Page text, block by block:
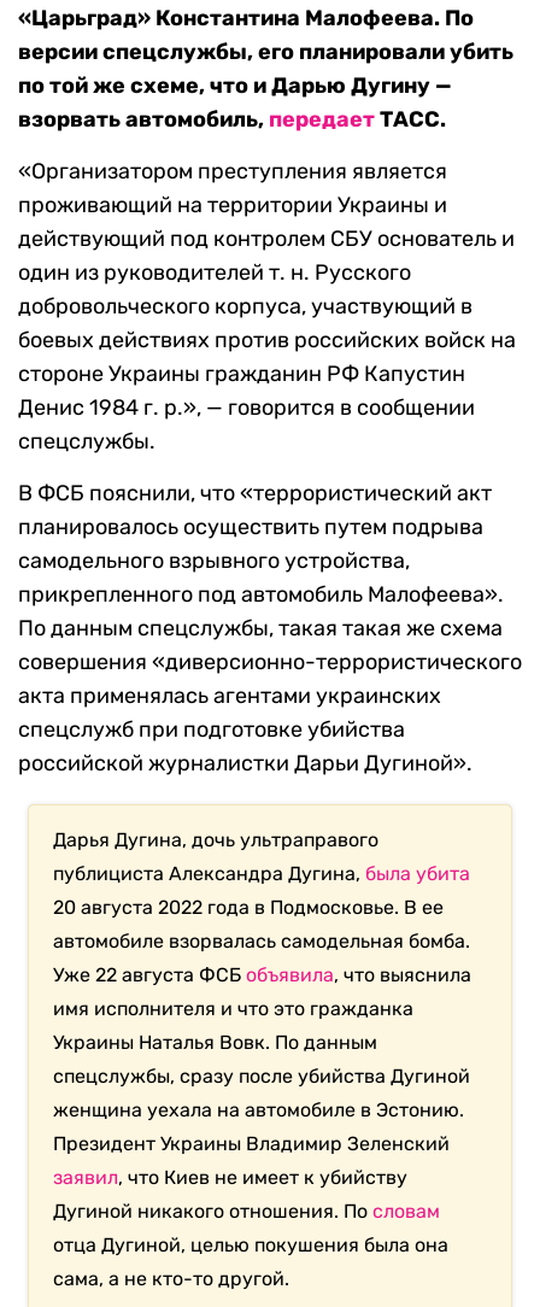
«Царьград» Константина Малофеева. По
версии спецслужбы, его планировали убить
по той же схеме, что и Дарью Дугину —
взорвать автомобиль, передаетТАСС.
«Организатором преступления является
проживающий на территории Украины и
действующий под контролем СБУ основатель и
один из руководителей т. н. Русского
добровольческого корпуса, участвующий в
боевых действиях против российских войск на
стороне Украины гражданин РФ Капустин
Денис 1984 г. р.», — говорится в сообщении
спецслужбы.
В ФСБ пояснили, что «террористический акт
планировалось осуществить путем подрыва
самодельного взрывного устройства,
прикрепленного под автомобиль Малофеева».
По данным спецслужбы, такая такая же схема
совершения «диверсионно-террористического
акта применялась агентами украинских
спецслужб при подготовке убийства
российской журналистки Дарьи Дугиной».
Дарья Дугина, дочь ультраправого
публициста Александра Дугина, была убита
20 августа 2022 года в Подмосковье. В ее
автомобиле взорвалась самодельная бомба.
Уже 22 августа ФСБобъявила, что выяснила
имя исполнителя и что это гражданка
Украины Наталья Вовк. По данным
спецслужбы, сразу после убийства Дугиной
женщина уехала на автомобиле в Эстонию.
Президент Украины Владимир Зеленский
заявил, что Киев не имеет к убийству
Дугиной никакого отношения. Пословам
отца Дугиной, целью покушения была она
сама, а не кто-то другой.